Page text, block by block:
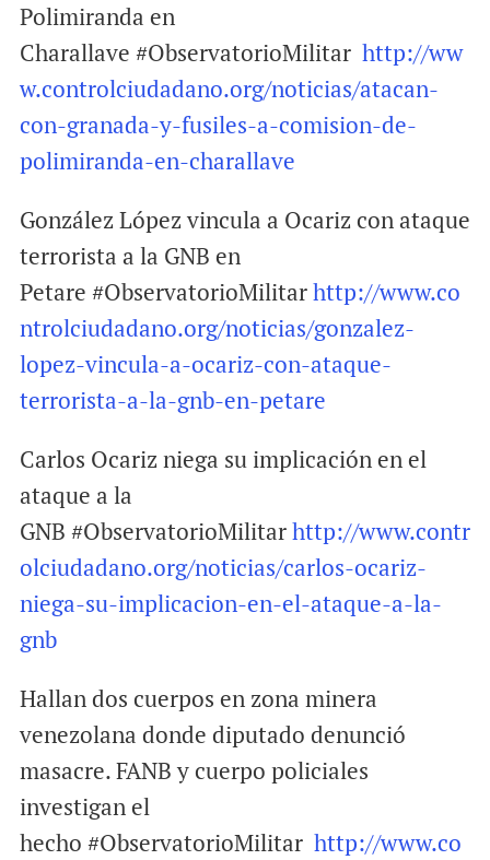
Polimiranda en
Charallave #ObservatorioMilitar http://ww
w.controlciudadano.org/noticias/atacan-
con-granada-y-fusiles-a-comision-de-
polimiranda-en-charallave
González López vincula a Ocariz con ataque
terrorista a la GNB en
Petare #ObservatorioMilitarhttp://www.co
ntrolciudadano.org/noticias/gonzalez-
lopez-vincula-a-ocariz-con-ataque-
terrorista-a-la-gnb-en-petare
Carlos Ocariz niega su implicación en el
ataque a la
GNB #ObservatorioMilitarhttp://www.contr
olciudadano.org/noticias/carlos-ocariz-
niega-su-implicacion-en-el-ataque-a-la-
gnb
Hallan dos cuerpos en zona minera
venezolana donde diputado denunció
masacre. FANB y cuerpo policiales
investigan el
hecho #ObservatorioMilitar http://www.co